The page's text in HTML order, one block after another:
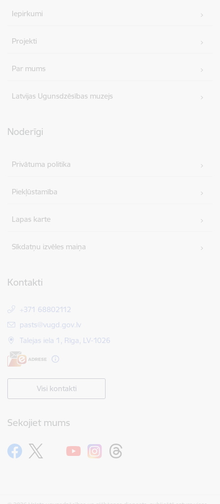
Iepirkumi
Projekti
Par mums
Latvijas Ugunsdzēsības muzejs
Noderīgi
Privātuma politika
Piekļūstamība
Lapas karte
Sīkdatņu izvēles maiņa
Kontakti
+371 68802112
E-pasts:
pasts@vugd.gov.lv
Talejas iela 1, Rīga, LV-1026
Visi kontakti
Sekojiet mums